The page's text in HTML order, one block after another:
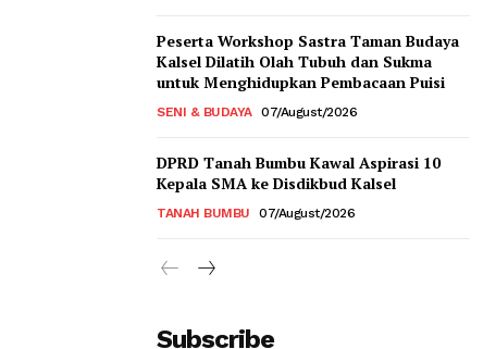
Peserta Workshop Sastra Taman Budaya
Kalsel Dilatih Olah Tubuh dan Sukma
untuk Menghidupkan Pembacaan Puisi
SENI & BUDAYA 07/August/2026
DPRD Tanah Bumbu Kawal Aspirasi 10
Kepala SMA ke Disdikbud Kalsel
TANAH BUMBU 07/August/2026
Subscribe